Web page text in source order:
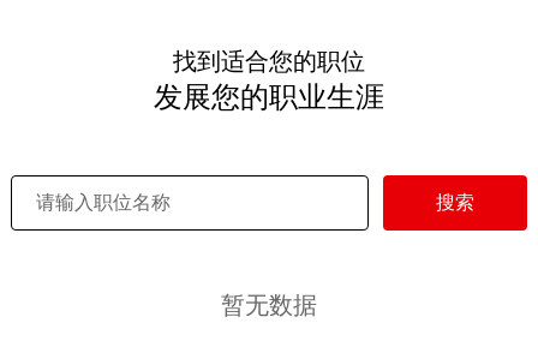
找到适合您的职位
发展您的职业生涯
搜索
暂无数据